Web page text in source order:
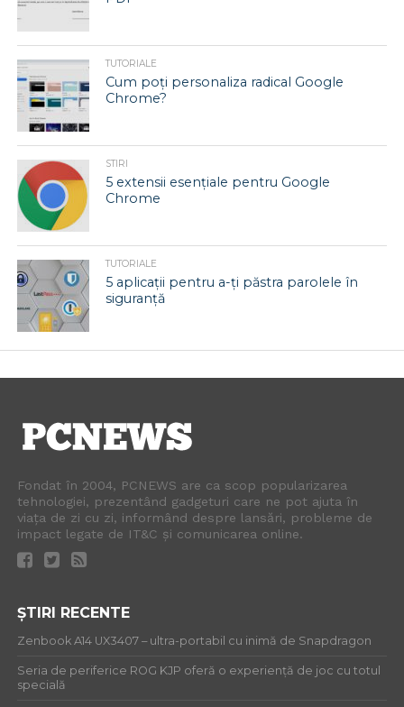
TUTORIALE
Cum poți personaliza radical Google
Chrome?
STIRI
5 extensii esențiale pentru Google
Chrome
TUTORIALE
5 aplicații pentru a-ți păstra parolele în
siguranță
Fondat în 2004, PCNEWS are ca scop popularizarea
tehnologiei, prezentând gadgeturi care ne pot ajuta în
viața de zi cu zi, informând despre lansări, probleme de
impact legate de IT&C și comunicarea online.
ȘTIRI RECENTE
Zenbook A14 UX3407 – ultra-portabil cu inimă de Snapdragon
Seria de periferice ROG KJP oferă o experiență de joc cu totul
specială